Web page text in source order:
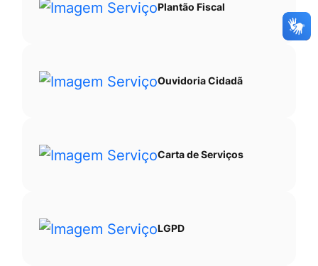
Plantão Fiscal
Ouvidoria Cidadã
Carta de Serviços
LGPD